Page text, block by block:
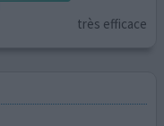
très efficace